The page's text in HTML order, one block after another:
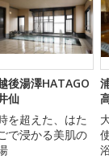
後湯澤HATAGO
仙
を超えた、はた
で浸かる美肌の